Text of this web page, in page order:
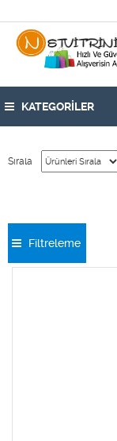
KATEGORİLER
Sırala
Filtreleme